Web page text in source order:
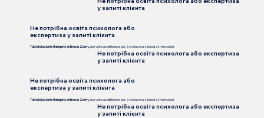
у запиті клієнта
Не потрібна освіта психолога або
експертиза у запиті клієнта
Tutte le lezioni si tengono online su Zoom, due volte a settimana per 2 ore la sera, il lunedì e il mercoledì.
Не потрібна освіта психолога або експертиза
у запиті клієнта
Не потрібна освіта психолога або
експертиза у запиті клієнта
Tutte le lezioni si tengono online su Zoom, due volte a settimana per 2 ore la sera, il lunedì e il mercoledì.
Не потрібна освіта психолога або експертиза
у запиті клієнта